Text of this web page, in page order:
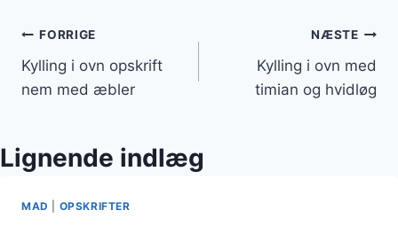
Indlægsnavigation
FORRIGE
Kylling i ovn opskrift
nem med æbler
NÆSTE
Kylling i ovn med
timian og hvidløg
Lignende indlæg
MAD OPSKRIFTER